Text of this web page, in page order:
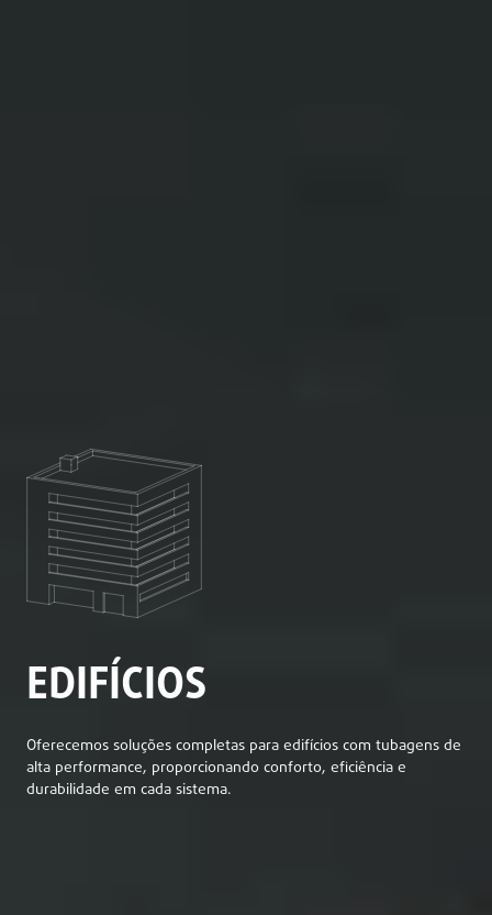
EDIFÍCIOS
Oferecemos soluções completas para edifícios com tubagens de
alta performance, proporcionando conforto, eficiência e
durabilidade em cada sistema.